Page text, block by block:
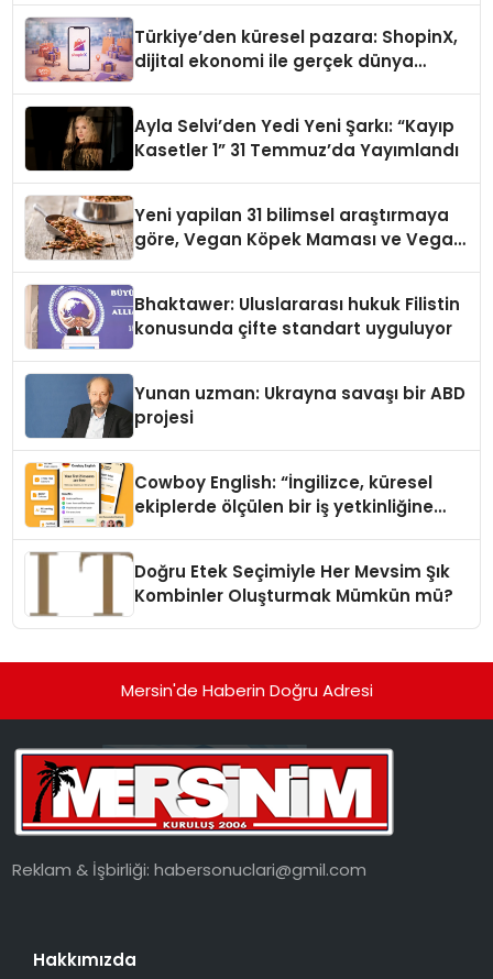
Türkiye’den küresel pazara: ShopinX,
dijital ekonomi ile gerçek dünya
Ayla Selvi’den Yedi Yeni Şarkı: “Kayıp
Kasetler 1” 31 Temmuz’da Yayımlandı
Yeni yapilan 31 bilimsel araştırmaya
göre, Vegan Köpek Maması ve Vegan
Bhaktawer: Uluslararası hukuk Filistin
konusunda çifte standart uyguluyor
Yunan uzman: Ukrayna savaşı bir ABD
projesi
Cowboy English: “İngilizce, küresel
ekiplerde ölçülen bir iş yetkinliğine
Doğru Etek Seçimiyle Her Mevsim Şık
Kombinler Oluşturmak Mümkün mü?
Mersin'de Haberin Doğru Adresi
Reklam & İşbirliği:habersonuclari@gmil.com
Hakkımızda